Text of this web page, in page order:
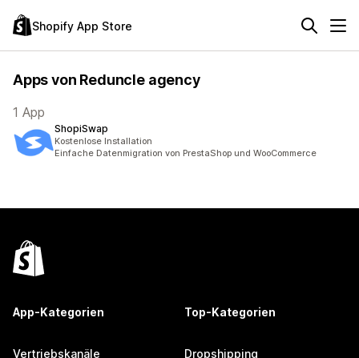
Shopify App Store
Apps von Reduncle agency
1 App
ShopiSwap
Kostenlose Installation
Einfache Datenmigration von PrestaShop und WooCommerce
App-Kategorien
Vertriebskanäle
Top-Kategorien
Dropshipping